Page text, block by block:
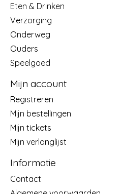
Eten & Drinken
Verzorging
Onderweg
Ouders
Speelgoed
Mijn account
Registreren
Mijn bestellingen
Mijn tickets
Mijn verlanglijst
Informatie
Contact